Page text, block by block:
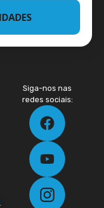
Siga-nos nas
redes sociais: